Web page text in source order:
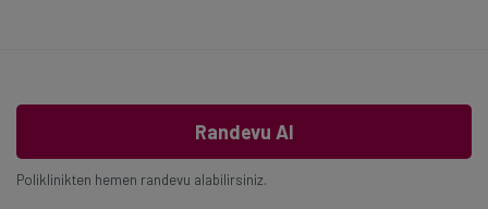
Randevu Al
Poliklinikten hemen randevu alabilirsiniz.